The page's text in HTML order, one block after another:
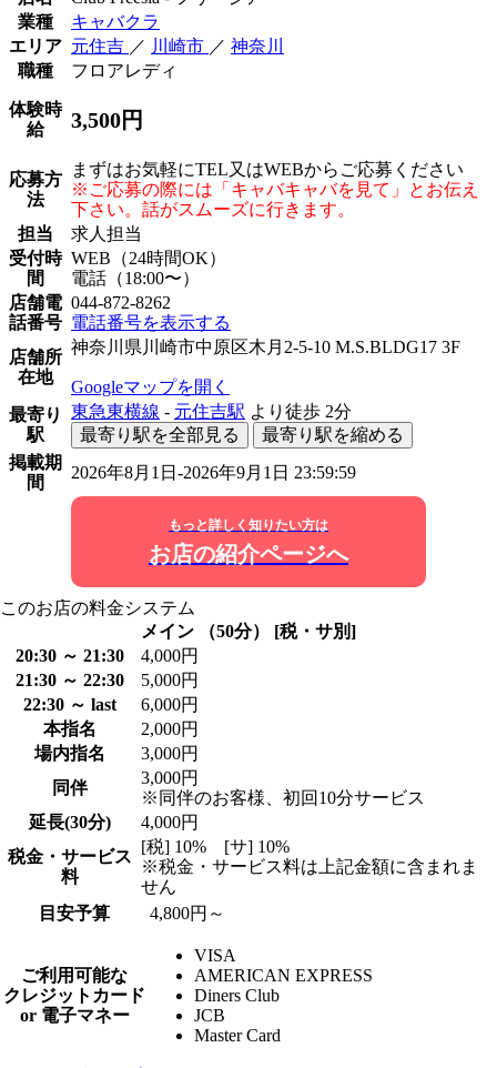
業種
キャバクラ
エリア 元住吉 ／ 川崎市 ／ 神奈川
職種
フロアレディ
体験時
給
3,500円
応募方
法
まずはお気軽にTEL又はWEBからご応募ください
※ご応募の際には「キャバキャバを見て」とお伝え
下さい。話がスムーズに行きます。
担当
求人担当
受付時
間
WEB（24時間OK）
電話（18:00〜）
店舗電
話番号
044-872-8262
電話番号を表示する
店舗所
在地
神奈川県川崎市中原区木月2-5-10 M.S.BLDG17 3F
Googleマップを開く
最寄り
駅
東急東横線 - 元住吉駅 より徒歩 2分
最寄り駅を全部見る
最寄り駅を縮める
掲載期
間
2026年8月1日-2026年9月1日 23:59:59
もっと詳しく知りたい方は
お店の紹介ページへ
このお店の料金システム
メイン （50分） [税・サ別]
20:30 ～ 21:30
4,000円
21:30 ～ 22:30
5,000円
22:30 ～ last
6,000円
本指名
2,000円
場内指名
3,000円
同伴
3,000円
※同伴のお客様、初回10分サービス
延長(30分)
4,000円
税金・サービス
料
[税] 10% [サ] 10%
※税金・サービス料は上記金額に含まれま
せん
目安予算
4,800円～
ご利用可能な
クレジットカード
or 電子マネー
VISA
AMERICAN EXPRESS
Diners Club
JCB
Master Card